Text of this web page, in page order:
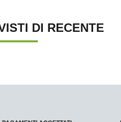
DI RECENTE